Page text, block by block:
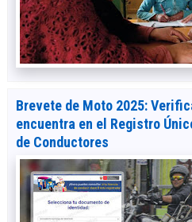
Brevete de Moto 2025:
encuentra en el Registro
de Conductores